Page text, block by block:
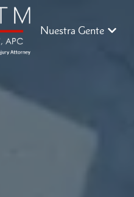
Nuestra Gente